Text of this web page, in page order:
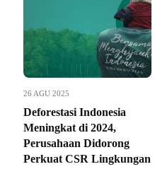
26 AGU 2025
Deforestasi Indonesia
Meningkat di 2024,
Perusahaan Didorong
Perkuat CSR Lingkungan